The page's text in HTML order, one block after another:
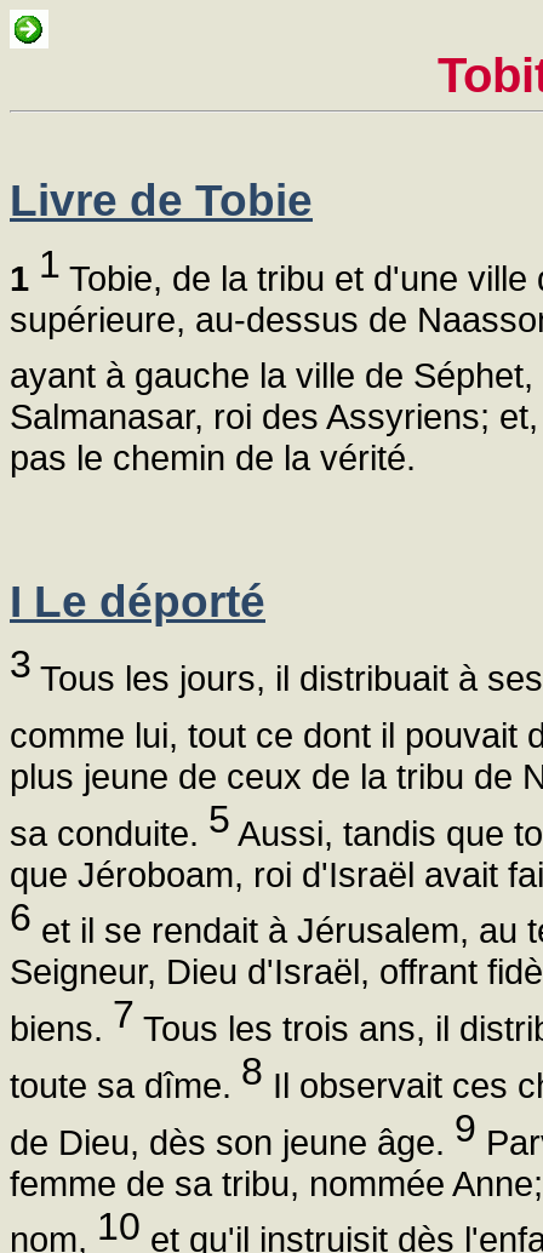
Livre de Tobie
1 1 Tobie, de la tribu et d'une
supérieure, au-dessus de
ayant à gauche la ville de Séphet,
Salmanasar, roi des Assyriens;
pas le chemin de la vérité.
I Le déporté
3 Tous les jours, il distribuait à
comme lui, tout ce dont il pouvait
plus jeune de ceux de la tribu de
sa conduite. 5 Aussi, tandis que
que Jéroboam, roi d'Israël avait
6 et il se rendait à Jérusalem, au
Seigneur, Dieu d'Israël, offrant
biens. 7 Tous les trois ans, il
toute sa dîme. 8 Il observait ces
de Dieu, dès son jeune âge. 9
femme de sa tribu, nommée
nom, 10 et qu'il instruisit dès